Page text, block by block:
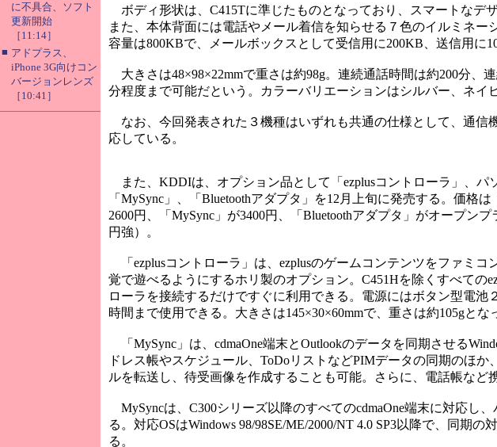
に不具合、ソフト
更新開始
［11:14］
■ アドプラス、
iPhone 3G向けコン
バージョンレンズ
［10:41］
ボディ形状は、C415Tに準じたものとなっており、スマートなデ
また、本体背面には電話やメール着信を知らせる７色のイルミネ
容量は800KBで、メールボックスとして受信用に200KB、送信用に
大きさは48×98×22mmで重さは約98g。連続通話時間は約200分、
分程度まで可能だという。カラーバリエーションはシルバー、ネイ
なお、今回発表された３機種はいずれも共通の仕様として、通信
応している。
また、KDDIは、オプション品として「ezplusコントローラ」、パ
「MySync」、「Bluetoothアダプタ」を12月上旬に発売する。価格
2600円、「MySync」が3400円、「Bluetoothアダプタ」がオープン
円強）。
「ezplusコントローラ」は、ezplusのゲームコンテンツをファミコ
覚で遊べるようにするホリ製のオプション。C451Hを除くすべての
ローラを接続するだけですぐに利用できる。電源にはボタン型電池
時間まで使用できる。大きさは145×30×60mmで、重さは約105gとな
「MySync」は、cdmaOne端末とOutlookのデータを同期させる
ドレス帳やスケジュール、ToDoリストなどPIMデータの同期のほか
ルを転送し、待受画像を作成することも可能。さらに、電話帳など
MySyncは、C300シリーズ以降のすべてのcdmaOne端末に対応し
る。対応OSはWindows 98/98SE/ME/2000/NT 4.0 SP3以降で、同期
る。